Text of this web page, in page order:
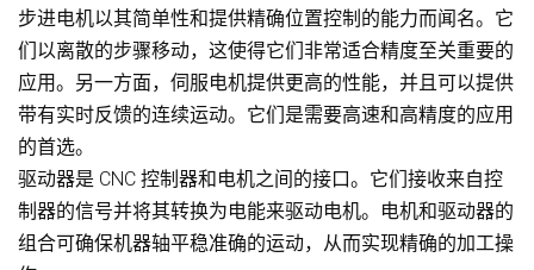
步进电机以其简单性和提供精确位置控制的能力而闻名。它
们以离散的步骤移动，这使得它们非常适合精度至关重要的
应用。另一方面，伺服电机提供更高的性能，并且可以提供
带有实时反馈的连续运动。它们是需要高速和高精度的应用
的首选。
驱动器是 CNC 控制器和电机之间的接口。它们接收来自控
制器的信号并将其转换为电能来驱动电机。电机和驱动器的
组合可确保机器轴平稳准确的运动，从而实现精确的加工操